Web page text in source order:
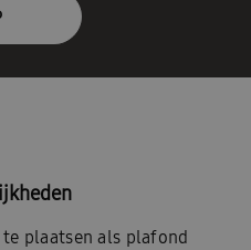
plaatsen als plafond